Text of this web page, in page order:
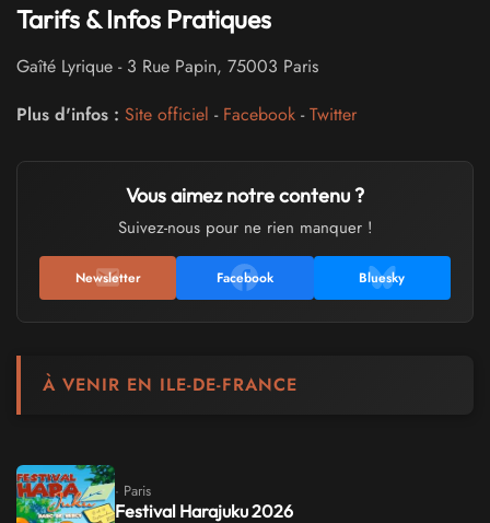
Tarifs & Infos Pratiques
Gaîté Lyrique - 3 Rue Papin, 75003 Paris
Plus d'infos : Site officiel - Facebook -Twitter
Vous aimez notre contenu ?
Suivez-nous pour ne rien manquer !
Newsletter Facebook Bluesky
À VENIR EN ILE-DE-FRANCE
· Paris
Festival Harajuku 2026